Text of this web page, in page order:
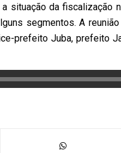
situação da fiscalização
segmentos. A
prefeito Juba, prefeito